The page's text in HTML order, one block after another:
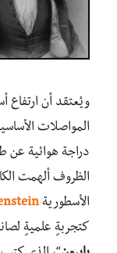
ويُعتقد أن ارتفاع
المواصلات
دراجة هوائية عن
الظروف ألهمت
الأسطورية
كتجربةٍ علميةٍ